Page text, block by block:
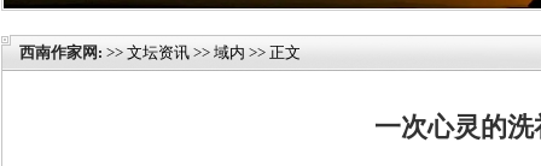
西南作家网 : >> 文坛资讯 >> 域内 >> 正文
一次心灵的洗